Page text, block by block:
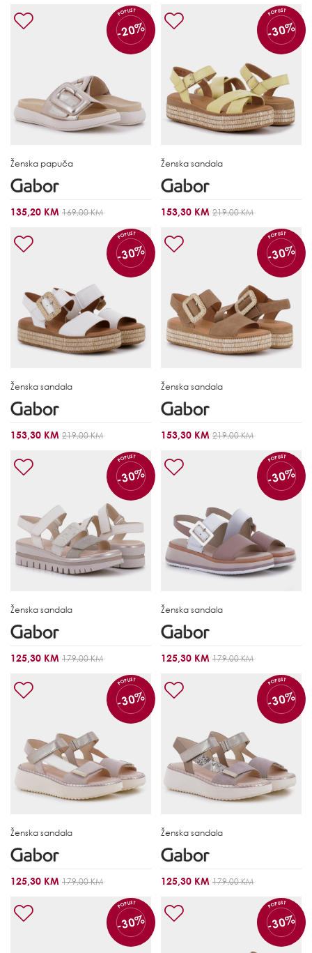
POPUST
-20%
Ženska papuča
135,20 KM 169,00 KM
POPUST
-30%
Ženska sandala
153,30 KM 219,00 KM
POPUST
-30%
Ženska sandala
153,30 KM 219,00 KM
POPUST
-30%
Ženska sandala
153,30 KM 219,00 KM
POPUST
-30%
Ženska sandala
125,30 KM 179,00 KM
POPUST
-30%
Ženska sandala
125,30 KM 179,00 KM
POPUST
-30%
Ženska sandala
125,30 KM 179,00 KM
POPUST
-30%
Ženska sandala
125,30 KM 179,00 KM
POPUST
-30%
POPUST
-30%